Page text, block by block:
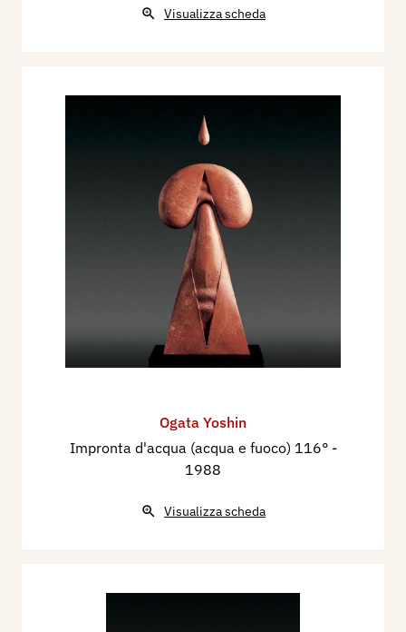
Visualizza scheda
Ogata Yoshin
Impronta d'acqua (acqua e fuoco) 116° -
1988
Visualizza scheda